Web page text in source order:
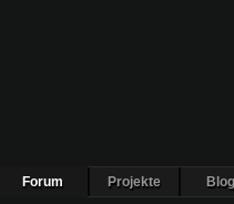
Forum Projekte